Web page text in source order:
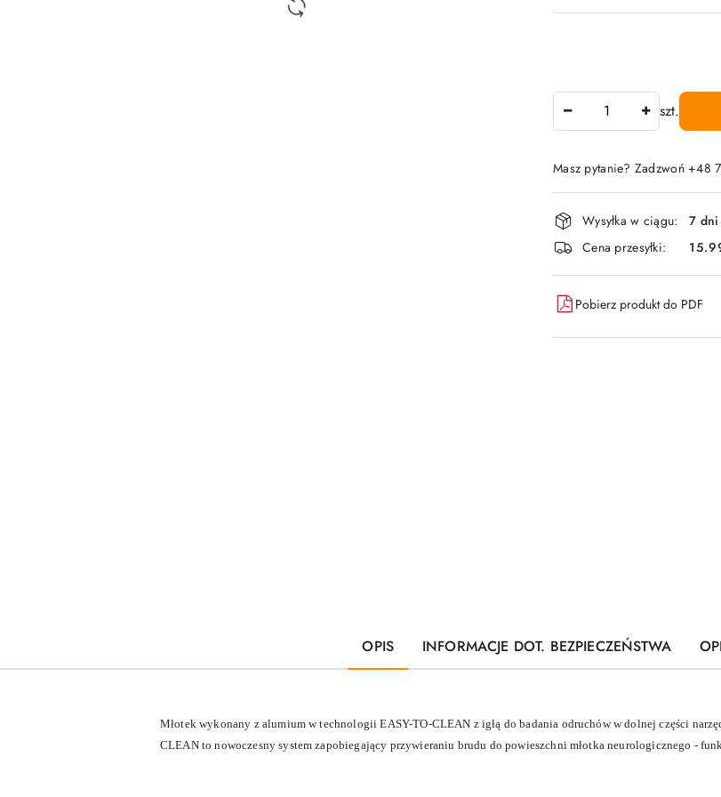
szt.
Masz pytanie? Zadzwoń +48
Dostępność
i
dostawa
Wysyłka w ciągu:
7 dni
Cena przesyłki:
Pobierz produkt do PDF
OPIS INFORMACJE DOT. BEZPIECZEŃSTWA
Młotek wykonany z alumium w technologii EASY-TO-CLEAN z igłą do badania odruchów w dolnej części
CLEAN to nowoczesny system zapobiegający przywieraniu brudu do powieszchni młotka neurologicznego -